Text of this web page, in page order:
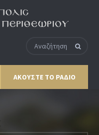
ΑΚΟΥΣΤΕ ΤΟ ΡΑΔΙΟ